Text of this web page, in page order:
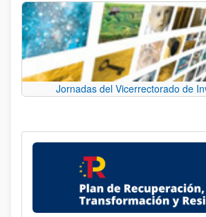
Jornadas del Vicerrectorado de